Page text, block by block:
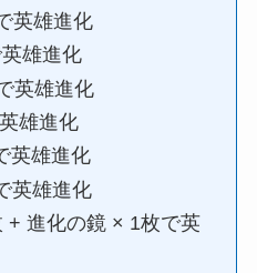
英雄進化
雄進化
英雄進化
雄進化
英雄進化
英雄進化
+ 進化の鏡 × 1枚で英